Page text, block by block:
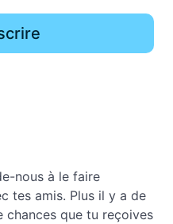
nous à le faire
tes amis. Plus il y a de
que tu reçoives